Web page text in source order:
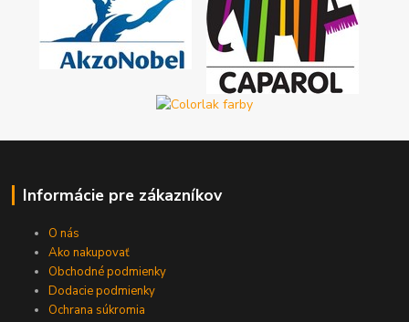
Informácie pre zákazníkov
O nás
Ako nakupovať
Obchodné podmienky
Dodacie podmienky
Ochrana súkromia